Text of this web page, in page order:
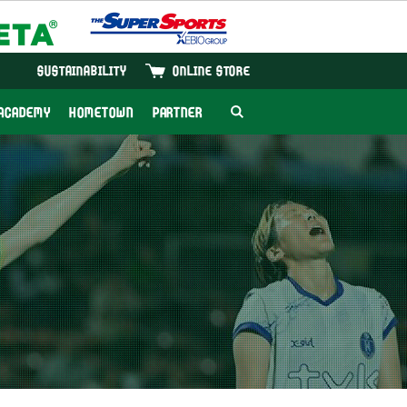
ONLINE STORE
SUSTAINABILITY
HOMETOWN PARTNER